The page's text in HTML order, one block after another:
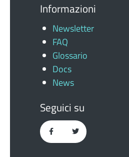
Informazioni
Newsletter
FAQ
Glossario
Docs
News
Seguici su